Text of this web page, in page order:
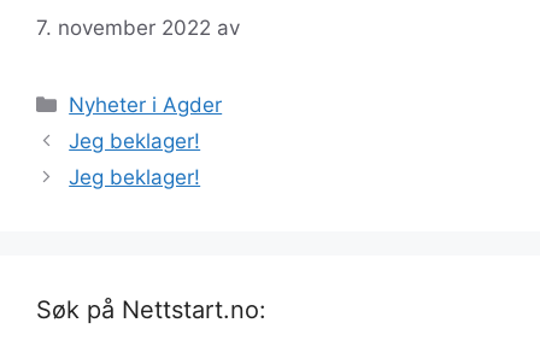
7. november 2022 av
Kategorier
Nyheter i Agder
Jeg beklager!
Jeg beklager!
Søk på Nettstart.no: